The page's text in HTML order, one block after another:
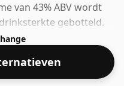
van 43% ABV wordt
gebotteld.
genoten.